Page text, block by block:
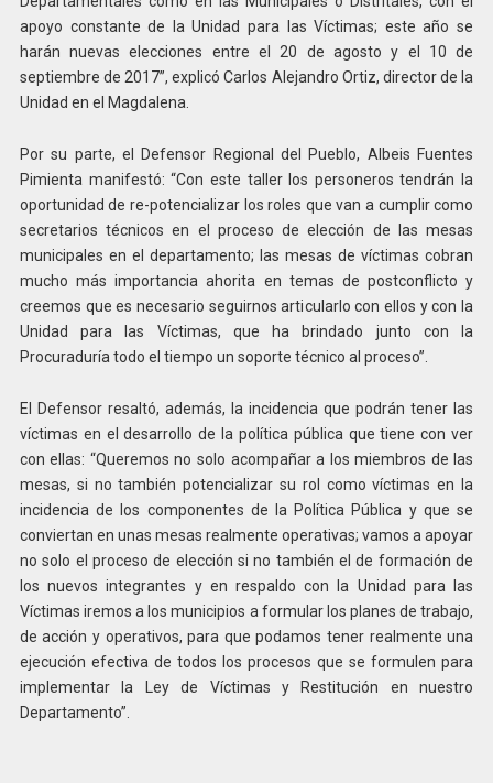
apoyo constante de la Unidad para las Víctimas; este año se
harán nuevas elecciones entre el 20 de agosto y el 10 de
septiembre de 2017”, explicó Carlos Alejandro Ortiz, director de la
Unidad en el Magdalena.
Por su parte, el Defensor Regional del Pueblo, Albeis Fuentes
Pimienta manifestó: “Con este taller los personeros tendrán la
oportunidad de re-potencializar los roles que van a cumplir como
secretarios técnicos en el proceso de elección de las mesas
municipales en el departamento; las mesas de víctimas cobran
mucho más importancia ahorita en temas de postconflicto y
creemos que es necesario seguirnos articularlo con ellos y con la
Unidad para las Víctimas, que ha brindado junto con la
Procuraduría todo el tiempo un soporte técnico al proceso”.
El Defensor resaltó, además, la incidencia que podrán tener las
víctimas en el desarrollo de la política pública que tiene con ver
con ellas: “Queremos no solo acompañar a los miembros de las
mesas, si no también potencializar su rol como víctimas en la
incidencia de los componentes de la Política Pública y que se
conviertan en unas mesas realmente operativas; vamos a apoyar
no solo el proceso de elección si no también el de formación de
los nuevos integrantes y en respaldo con la Unidad para las
Víctimas iremos a los municipios a formular los planes de trabajo,
de acción y operativos, para que podamos tener realmente una
ejecución efectiva de todos los procesos que se formulen para
implementar la Ley de Víctimas y Restitución en nuestro
Departamento”.